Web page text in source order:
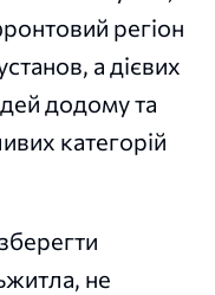
регіон
а дієвих
додому та
категорій
не